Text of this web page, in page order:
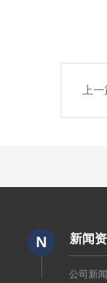
上
N 新闻
公司新